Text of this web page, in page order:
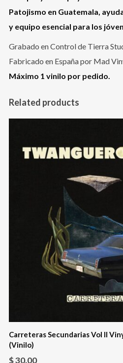
Patojismo en Guatemala,
y equipo esencial para los
Grabado en Control de Tierra
Fabricado en España por Mad
Máximo 1 vinilo por pedido.
Related products
Carreteras Secundarias Vol II
(Vinilo)
$30.00